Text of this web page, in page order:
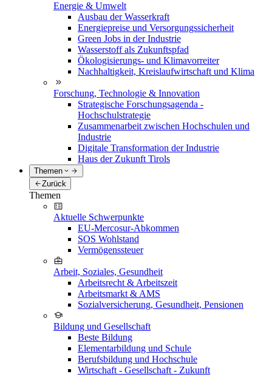
Energie & Umwelt
Ausbau der Wasserkraft
Energiepreise und Versorgungssicherheit
Green Jobs in der Industrie
Wasserstoff als Zukunftspfad
Ökologisierungs- und Klimavorreiter
Nachhaltigkeit, Kreislaufwirtschaft und Klima
Forschung, Technologie & Innovation
Strategische Forschungsagenda -
Hochschulstrategie
Zusammenarbeit zwischen Hochschulen und
Industrie
Digitale Transformation der Industrie
Haus der Zukunft Tirols
Themen
Zurück
Themen
Aktuelle Schwerpunkte
EU-Mercosur-Abkommen
SOS Wohlstand
Vermögenssteuer
Arbeit, Soziales, Gesundheit
Arbeitsrecht & Arbeitszeit
Arbeitsmarkt & AMS
Sozialversicherung, Gesundheit, Pensionen
Bildung und Gesellschaft
Beste Bildung
Elementarbildung und Schule
Berufsbildung und Hochschule
Wirtschaft - Gesellschaft - Zukunft